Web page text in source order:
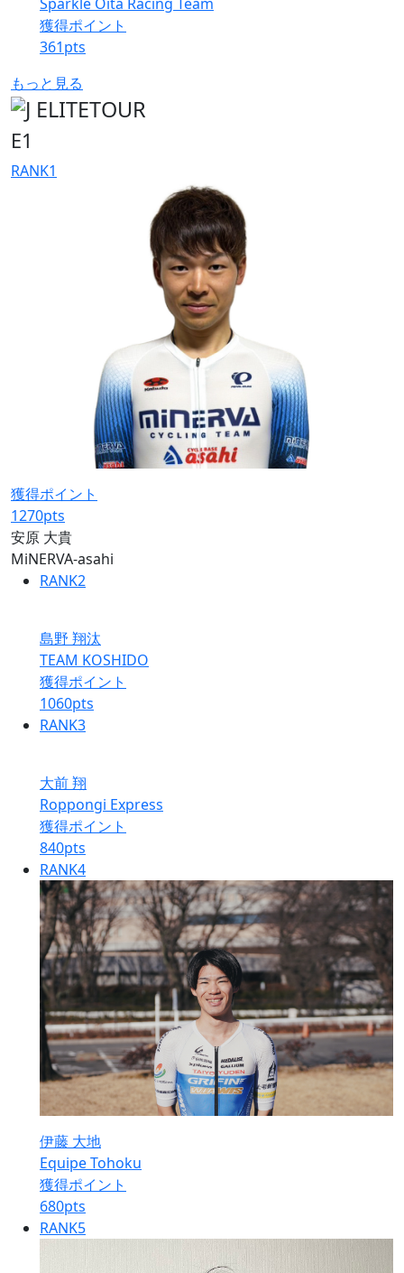
獲得ポイント
361pts
もっと見る
E1
RANK1
獲得ポイント
1270pts
安原 大貴
MiNERVA-asahi
RANK2
島野 翔汰
TEAM KOSHIDO
獲得ポイント
1060pts
RANK3
大前 翔
Roppongi Express
獲得ポイント
840pts
RANK4
伊藤 大地
Equipe Tohoku
獲得ポイント
680pts
RANK5